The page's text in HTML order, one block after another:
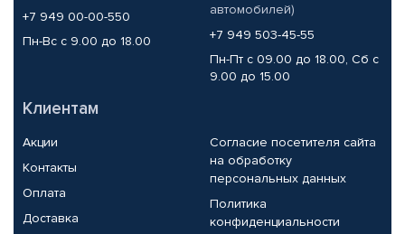
+7 949 00-00-550
Пн-Вс с 9.00 до 18.00
автомобилей)
+7 949 503-45-55
Пн-Пт с 09.00 до 18.00, Сб с
9.00 до 15.00
Клиентам
Акции
Контакты
Оплата
Доставка
Согласие посетителя сайта
на обработку
персональных данных
Политика
конфиденциальности